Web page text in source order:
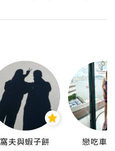
窩夫與蝦子餅 戀吃車